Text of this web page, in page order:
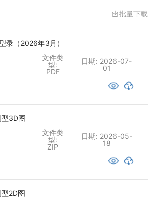
批量下载
录（2026年3月）
文件类
型:
PDF
日期: 2026-07-
01
3D图
文件类
型:
ZIP
日期: 2026-05-
18
2D图